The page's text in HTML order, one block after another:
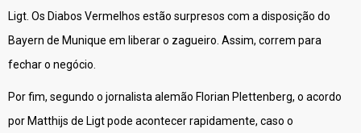
Ligt. Os Diabos Vermelhos estão surpresos com a disposição do
Bayern de Munique em liberar o zagueiro. Assim, correm para
fechar o negócio.
Por fim, segundo o jornalista alemão Florian Plettenberg, o acordo
por Matthijs de Ligt pode acontecer rapidamente, caso o